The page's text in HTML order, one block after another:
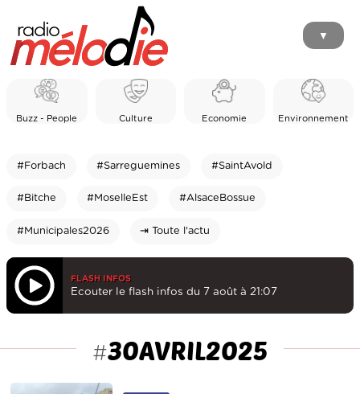
▼
Buzz - People Culture Economie Environnement
#Forbach #Sarreguemines #SaintAvold
#Bitche #MoselleEst #AlsaceBossue
#Municipales2026 ⇥ Toute l'actu
FLASH INFOS
Ecouter le flash infos du 7 août à 21:07
#30AVRIL2025